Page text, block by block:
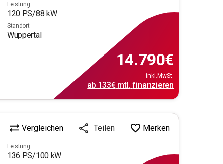
Leistung
120 PS/88 kW
Standort
Wuppertal
14.790€
inkl.MwSt.
ab 133€mtl. finanzieren
Vergleichen Teilen Merken
Leistung
136 PS/100 kW